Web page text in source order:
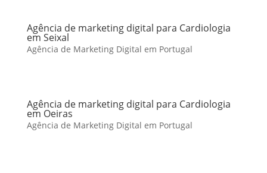
Agência de marketing digital para Cardiologia
em Seixal
Agência de Marketing Digital em Portugal
Agência de marketing digital para Cardiologia
em Oeiras
Agência de Marketing Digital em Portugal